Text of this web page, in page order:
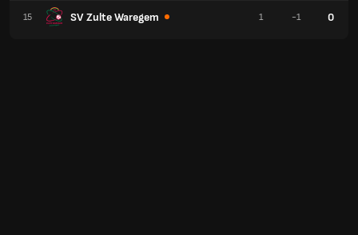
15 SV Zulte Waregem 1 -1 0